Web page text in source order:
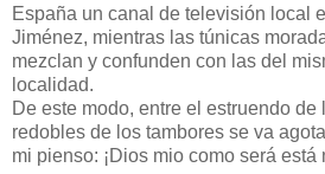
España un canal de televisión local
Jiménez, mientras las túnicas
mezclan y confunden con las del
localidad.
De este modo, entre el estruendo de
redobles de los tambores se va
mi pienso: ¡Dios mio como será está